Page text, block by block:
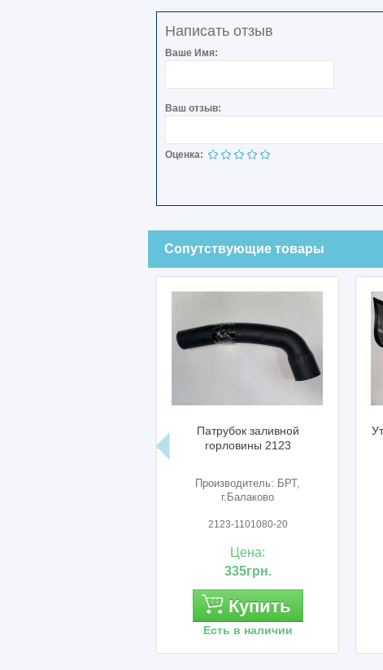
Написать отзыв
Ваше Имя:
Ваш отзыв:
Оценка:
Сопутствующие товары
Патрубок заливной
горловины 2123
Производитель: БРТ,
г.Балаково
2123-1101080-20
Цена:
335грн.
Купить
Есть в наличии